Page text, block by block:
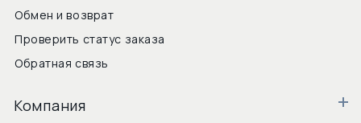
Обмен и возврат
Проверить статус заказа
Обратная связь
Компания